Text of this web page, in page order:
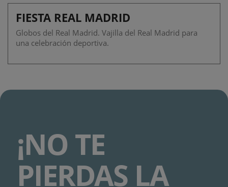
FIESTA REAL MADRID
Globos del Real Madrid. Vajilla del Real Madrid para
una celebración deportiva.
¡NO TE
PIERDAS LA